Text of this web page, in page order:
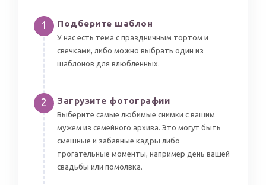
1 Подберите шаблон
У нас есть тема с праздничным тортом и
свечками, либо можно выбрать один из
шаблонов для влюбленных.
2 Загрузите фотографии
Выберите самые любимые снимки с вашим
мужем из семейного архива. Это могут быть
смешные и забавные кадры либо
трогательные моменты, например день вашей
свадьбы или помолвка.